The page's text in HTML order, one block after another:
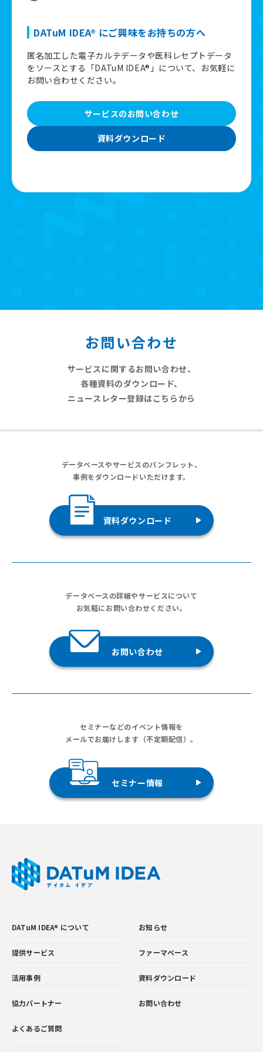
DATuM IDEA® にご興味をお持ちの方へ
匿名加工した電子カルテデータや医科レセプトデータ
をソースとする「DATuM IDEA®」について、お気軽に
お問い合わせください。
サービスのお問い合わせ
資料ダウンロード
お問い合わせ
サービスに関するお問い合わせ、
各種資料のダウンロード、
ニュースレター登録はこちらから
データベースやサービスのパンフレット、
事例をダウンロードいただけます。
資料ダウンロード
データベースの詳細やサービスについて
お気軽にお問い合わせください。
お問い合わせ
セミナーなどのイベント情報を
メールでお届けします（不定期配信）。
セミナー情報
DATuM IDEA® について お知らせ
提供サービス ファーマベース
活用事例 資料ダウンロード
協力パートナー お問い合わせ
よくあるご質問